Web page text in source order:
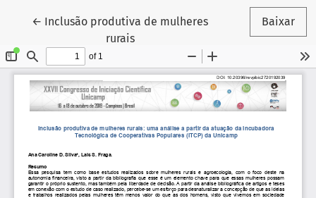
← Voltar aos Detalhes do Artigo
Inclusão produtiva de mulheres
rurais
Baixar